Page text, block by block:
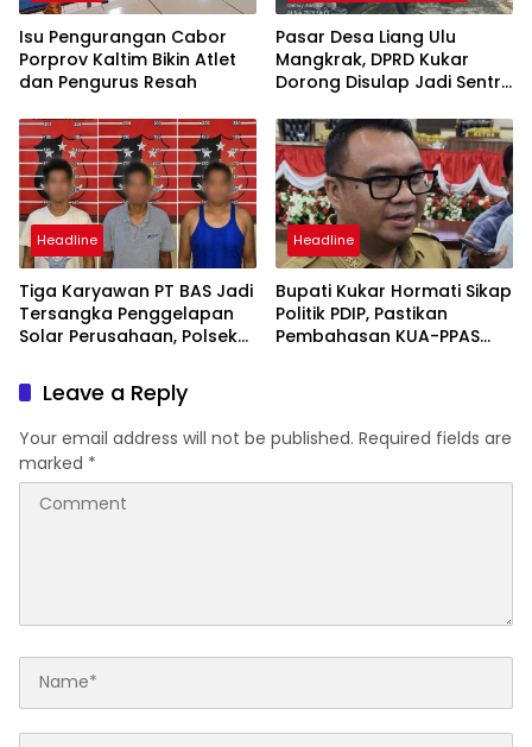
Isu Pengurangan Cabor
Porprov Kaltim Bikin Atlet
dan Pengurus Resah
Pasar Desa Liang Ulu
Mangkrak, DPRD Kukar
Dorong Disulap Jadi Sentra
Headline
Tiga Karyawan PT BAS Jadi
Tersangka Penggelapan
Solar Perusahaan, Polsek
Pelaku
Headline
Bupati Kukar Hormati Sikap
Politik PDIP, Pastikan
Pembahasan KUA-PPAS
Leave a Reply
Your email address will not be published. Required fields are
marked *